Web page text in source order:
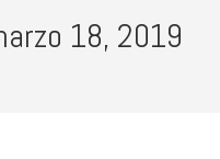
18, 2019